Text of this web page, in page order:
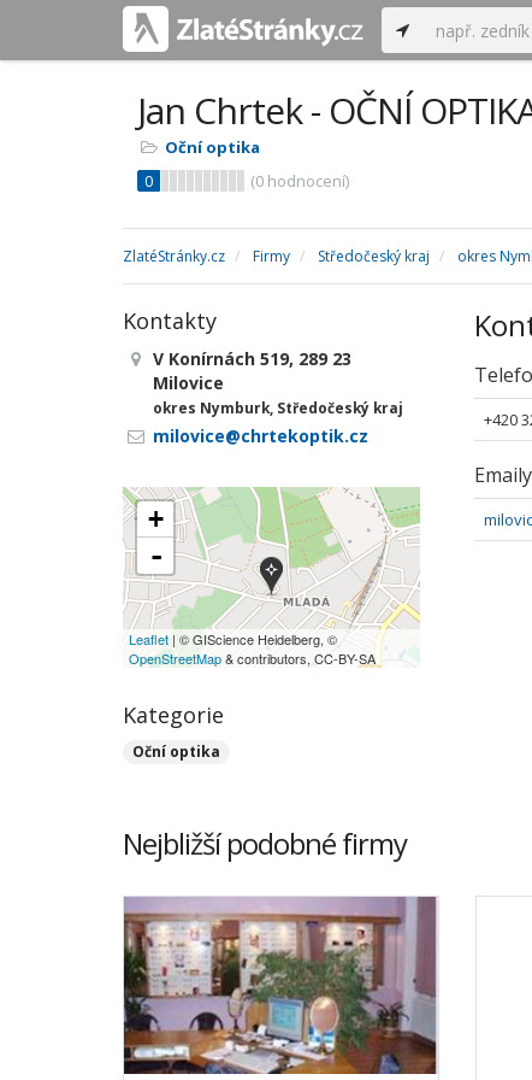
Jan Chrtek - OČNÍ
Oční optika
0
(0 hodnocení)
ZlatéStránky.cz Firmy Středočeský kraj okres
+420
Emaily
Kontakty
V Konírnách 519, 289 23
Milovice
okres Nymburk, Středočeský kraj
milovice@chrtekoptik.cz
+
-
Leaflet | © GIScience Heidelberg, ©
OpenStreetMap& contributors, CC-BY-SA
Kategorie
Oční optika
Nejbližší podobné firmy